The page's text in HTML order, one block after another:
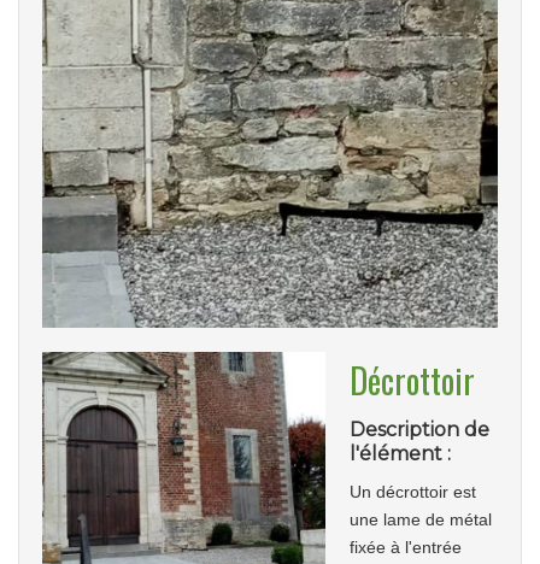
Décrottoir
Description de
l'élément :
Un décrottoir est
une lame de métal
fixée à l'entrée